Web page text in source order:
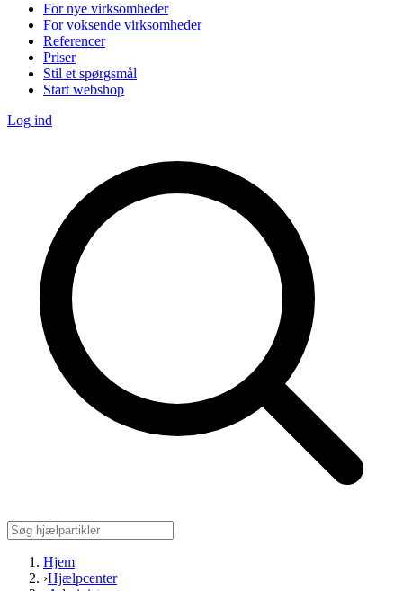
For nye virksomheder
For voksende virksomheder
Referencer
Priser
Stil et spørgsmål
Start webshop
Log ind
Hjem
›Hjælpcenter